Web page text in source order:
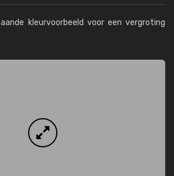
kleurvoorbeeld voor een vergroting